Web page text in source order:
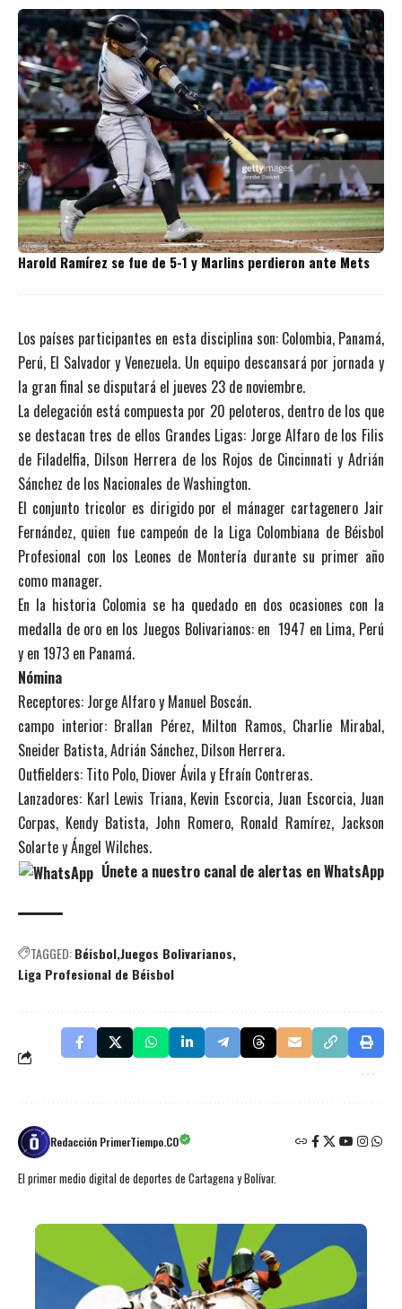
Harold Ramírez se fue de 5-1 y Marlins perdieron ante Mets
Los países participantes en esta disciplina son: Colombia, Panamá,
Perú, El Salvador y Venezuela. Un equipo descansará por jornada y
la gran final se disputará el jueves 23 de noviembre.
La delegación está compuesta por 20 peloteros, dentro de los que
se destacan tres de ellos Grandes Ligas: Jorge Alfaro de los Filis
de Filadelfia, Dilson Herrera de los Rojos de Cincinnati y Adrián
Sánchez de los Nacionales de Washington.
El conjunto tricolor es dirigido por el mánager cartagenero Jair
Fernández, quien fue campeón de la Liga Colombiana de Béisbol
Profesional con los Leones de Montería durante su primer año
como manager.
En la historia Colomia se ha quedado en dos ocasiones con la
medalla de oro en los Juegos Bolivarianos: en 1947 en Lima, Perú
y en 1973 en Panamá.
Nómina
Receptores: Jorge Alfaro y Manuel Boscán.
campo interior: Brallan Pérez, Milton Ramos, Charlie Mirabal,
Sneider Batista, Adrián Sánchez, Dilson Herrera.
Outfielders: Tito Polo, Diover Ávila y Efraín Contreras.
Lanzadores: Karl Lewis Triana, Kevin Escorcia, Juan Escorcia, Juan
Corpas, Kendy Batista, John Romero, Ronald Ramírez, Jackson
Solarte y Ángel Wilches.
Únete a nuestro canal de alertas en WhatsApp
TAGGED:BéisbolJuegos Bolivarianos
Liga Profesional de Béisbol
Redacción PrimerTiempo.CO
El primer medio digital de deportes de Cartagena y Bolívar.